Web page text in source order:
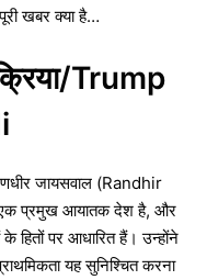
खबर क्या है…
Trump
जायसवाल (Randhir
प्रमुख आयातक देश है, और
हितों पर आधारित हैं। उन्होंने
यह सुनिश्चित करना